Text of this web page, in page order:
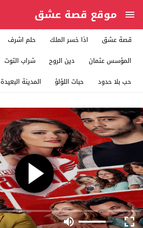
موقع قصة عشق
قصة عشق اذا خسر الملك حلم اشرف
المؤسس عثمان
دين الروح شراب التوت
حب بلا حدود
حبات اللؤلؤ المدينة البعيدة